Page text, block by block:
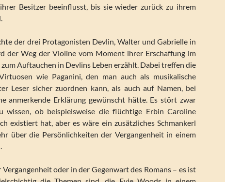
Besitzer beeinflusst, bis sie wieder zurück zu ihrem
der drei Protagonisten Devlin, Walter und Gabrielle in
der Weg der Violine vom Moment ihrer Erschaffung im
Auftauchen in Devlins Leben erzählt. Dabei treffen die
wie Paganini, den man auch als musikalische
Leser sicher zuordnen kann, als auch auf Namen, bei
anmerkende Erklärung gewünscht hätte. Es stört zwar
wissen, ob beispielsweise die flüchtige Erbin Caroline
existiert hat, aber es wäre ein zusätzliches Schmankerl
über die Persönlichkeiten der Vergangenheit in einem
Vergangenheit oder in der Gegenwart des Romans – es ist